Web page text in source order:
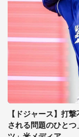
【ドジャース】打
される問題のひと